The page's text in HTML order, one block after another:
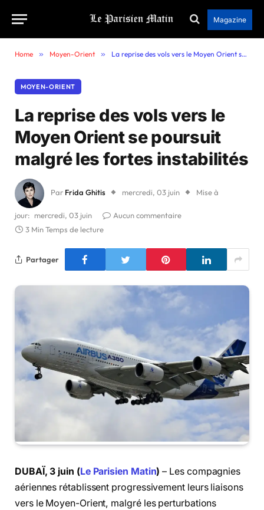
Magazine
Home » Moyen-Orient » La reprise des vols vers le Moyen Orient se poursuit malgré les fortes instabilités
MOYEN-ORIENT
La reprise des vols vers le
Moyen Orient se poursuit
malgré les fortes instabilités
Par Frida Ghitis mercredi, 03 juin Mise à
jour: mercredi, 03 juin
Aucun commentaire
3 Min Temps de lecture
Partager
DUBAÏ, 3 juin (Le Parisien Matin) – Les compagnies
aériennes rétablissent progressivement leurs liaisons
vers le Moyen-Orient, malgré les perturbations